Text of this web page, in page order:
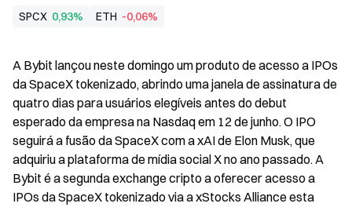
SPCX 0,93% ETH -0,06%
A Bybit lançou neste domingo um produto de acesso a IPOs
da SpaceX tokenizado, abrindo uma janela de assinatura de
quatro dias para usuários elegíveis antes do debut
esperado da empresa na Nasdaq em 12 de junho. O IPO
seguirá a fusão da SpaceX com a xAI de Elon Musk, que
adquiriu a plataforma de mídia social X no ano passado. A
Bybit é a segunda exchange cripto a oferecer acesso a
IPOs da SpaceX tokenizado via a xStocks Alliance esta